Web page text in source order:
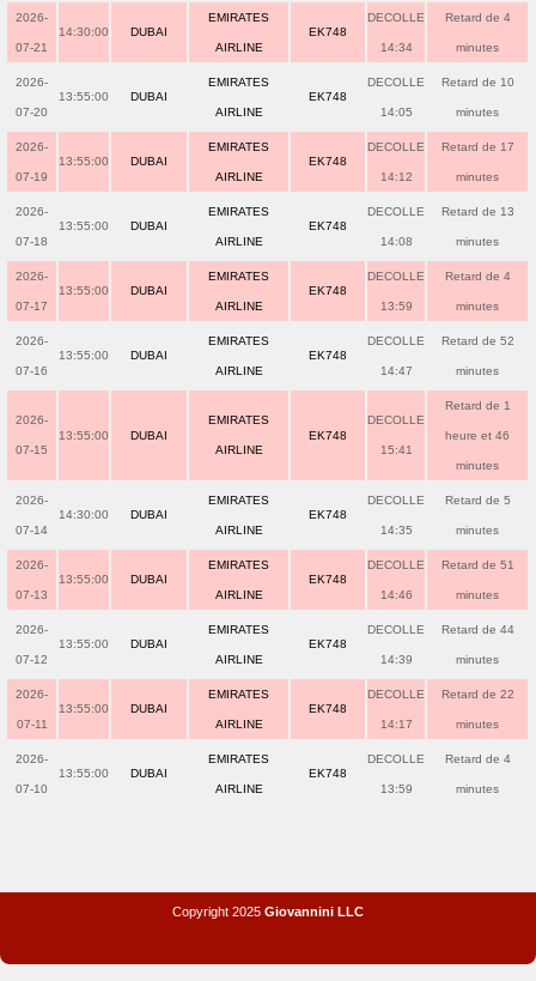
2026-
07-21
14:30:00 DUBAI
EMIRATES
AIRLINE
EK748
DECOLLE
14:34
Retard de 4
minutes
2026-
07-20
13:55:00 DUBAI
EMIRATES
AIRLINE
EK748
DECOLLE
14:05
Retard de 10
minutes
2026-
07-19
13:55:00 DUBAI
EMIRATES
AIRLINE
EK748
DECOLLE
14:12
Retard de 17
minutes
2026-
07-18
13:55:00 DUBAI
EMIRATES
AIRLINE
EK748
DECOLLE
14:08
Retard de 13
minutes
2026-
07-17
13:55:00 DUBAI
EMIRATES
AIRLINE
EK748
DECOLLE
13:59
Retard de 4
minutes
2026-
07-16
13:55:00 DUBAI
EMIRATES
AIRLINE
EK748
DECOLLE
14:47
Retard de 52
minutes
2026-
07-15
13:55:00 DUBAI
EMIRATES
AIRLINE
EK748
DECOLLE
15:41
Retard de 1
heure et 46
minutes
2026-
07-14
14:30:00 DUBAI
EMIRATES
AIRLINE
EK748
DECOLLE
14:35
Retard de 5
minutes
2026-
07-13
13:55:00 DUBAI
EMIRATES
AIRLINE
EK748
DECOLLE
14:46
Retard de 51
minutes
2026-
07-12
13:55:00 DUBAI
EMIRATES
AIRLINE
EK748
DECOLLE
14:39
Retard de 44
minutes
2026-
07-11
13:55:00 DUBAI
EMIRATES
AIRLINE
EK748
DECOLLE
14:17
Retard de 22
minutes
2026-
07-10
13:55:00 DUBAI
EMIRATES
AIRLINE
EK748
DECOLLE
13:59
Retard de 4
minutes
Copyright 2025 Giovannini LLC